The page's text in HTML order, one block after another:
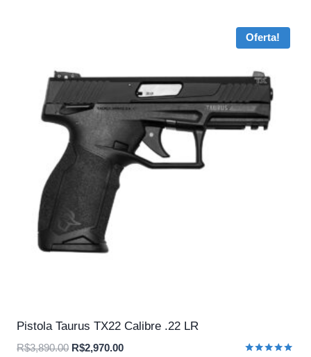
Oferta!
Pistola Taurus TX22 Calibre .22 LR
R$3,890.00 O
R$2,970.00O